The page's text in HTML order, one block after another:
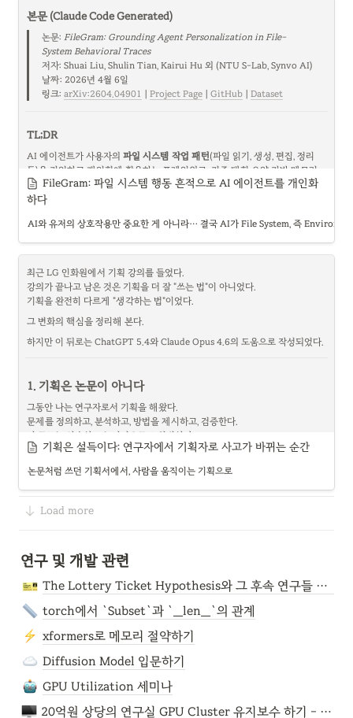
나는 이 문제를 조금 다른 관점에서 생각해보고 싶었다. 이것은 단순히 “AI를
쓰면 바보가 된다”는 이야기가 아니다. 오히려 이 문제는
천재성이란 무엇인가
그리고 AI 시대에 인간은 어떤 방식으로 자신의 천재성을 확장하거나 잃어버
리는가 에 대한 이야기다.
2. 천재란 무엇인가?
여기까지가 매크로 레벨 얘기다. 그리고 이 글의 가장 중요한 한 줄을 꼽으라
면 나는 망설임 없이 이걸 고른다.
"Do Not Fight the Model."
이 원칙이 왜 이렇게 강력한지, 그리고 이게 개인에게도, 커리어에도, 국가에
도 똑같이 적용되는 원칙이라는 게 이 글의 출발점이다.
2. Do Not Fight the Model — 모델과 싸우지 말고, 올라타라
세쿼이아 프레임에서 가장 도발적인 조언은 이거다. 변호사를 위한 AI 툴을 만
들지 말고, AI 법무법인을 차려라. 회계사를 위한 AI 툴을 만들지 말고, AI 회
계법인을 차려라. 음식점 사장을 위한 AI 툴을 만들지 말고, AI 음식점을 차려
라.
연스러운 귀결이다. 소프트웨어 시장($1)은 포화됐고 경쟁도 치열하다. 근데
**결과 시장($6)**은 아직 노동력으로 돌아가고 있고, AI가 그 노동력을 대체
할 수 있다면 그냥 결과를 직접 파는 게 낫다.
본문 (Claude Code Generated)
논문: FileGram: Grounding Agent Personalization in File-
System Behavioral Traces
저자: Shuai Liu, Shulin Tian, Kairui Hu 외 (NTU S-Lab, Synvo AI)
날짜: 2026년 4월 6일
링크: arXiv:2604.04901 Project Page GitHub Dataset
TL;DR
AI 에이전트가 사용자의 파일 시스템 작업 패턴(파일 읽기, 생성, 편집, 정리
등)을 기억하고 개인화에 활용하는 프레임워크. 기존 대화 요약 기반 메모리
시스템(Mem0, Zep 등)이 행동 구분 정보를 잃어버리는 문제를 지적하고, 원
자적 행동 로그에서 직접 프로파일을 구축하는
왜 이 연구가 필요한가?
OS-level AI 에이전트(Claude Code, Cursor, Devin 등)가 단순 명령 실행을
넘어 파일 시스템 코워커 로 진화하고 있다. 그런데 사용자마다 작업 방식이 완
전히 다르다.
•
어떤 사람은 파일을 순차적으로 정독하고, 어떤 사람은 키워드 검색부터
한다
•
어떤 사람은 소규모 반복 편집을 하고, 어떤 사람은 파일 전체를 새로 쓴
다
문제는 기존 메모리 시스템이 전부 대화(dialogue) 기반이라는 것이다. "사용
자가 무슨 말을 했는지"는 기억하지만, "사용자가 파일을 어떻게 다루는지"는
모른다. 여기에 세 가지 병목이 존재한다.
데이터
평가
나 GUI 성공률만 측정, 행동 개
인화 평가 부재
방법론
메모리 시스템이 대화 요약
(top-down)에 의존 → 파일
작업의 세밀한 패턴이 소실됨
FileGram: 파일 시스템 행동 흔적으로 AI 에이전트를 개인화
하다
AI와 유저의 상호작용만 중요한 게 아니라… 결국 AI가 File System, 즉
최근 LG 인화원에서 기획 강의를 들었다.
강의가 끝나고 남은 것은 기획을 더 잘 "쓰는 법"이 아니었다.
기획을 완전히 다르게 "생각하는 법"이었다.
그 변화의 핵심을 정리해 본다.
하지만 이 뒤로는 ChatGPT 5.4와 Claude Opus 4.6의 도움으로 작성되었다.
1. 기획은 논문이 아니다
그동안 나는 연구자로서 기획을 해왔다.
문제를 정의하고, 분석하고, 방법을 제시하고, 검증한다.
이 구조는 익숙하고 논리적으로도 완벽하다.
하지만 기획서를 받아든 사람의 반응은 항상 같았다.
"그래서… 어쩌라고?"
이 질문 앞에서 논리적 완결성은 무력했다.
논문은 "이것이 맞는가?"를 증명하는 일이지만,
논문은 진실을 향하고, 기획은 행동을 향한다.
2. 하나만 남기는 과정
좋은 기획의 핵심은 복잡함이 아니라 압축이다.
하나의 목표, 하나의 분석, 하나의 해결책.
단순해 보이지만, 이 구조가 강력한 이유가 있다.
사람은 선택지가 많을수록 결정하지 못한다.
분석이 많으면 메시지가 약해지고,
해결책이 여러 개이면 책임이 분산되면서 아무도 움직이지 않는다.
기획은 설득이다: 연구자에서 기획자로 사고가 바뀌는 순간
논문처럼 쓰던 기획서에서, 사람을 움직이는 기획으로
Load more
연구 및 개발 관련
The Lottery Ticket Hypothesis와 그 후속 연구들 리뷰
torch에서 `Subset`과 `__len__`의 관계
xformers로 메모리 절약하기
Diffusion Model 입문하기
GPU Utilization 세미나
20억원 상당의 연구실 GPU Cluster 유지보수 하기 - 0 Intro